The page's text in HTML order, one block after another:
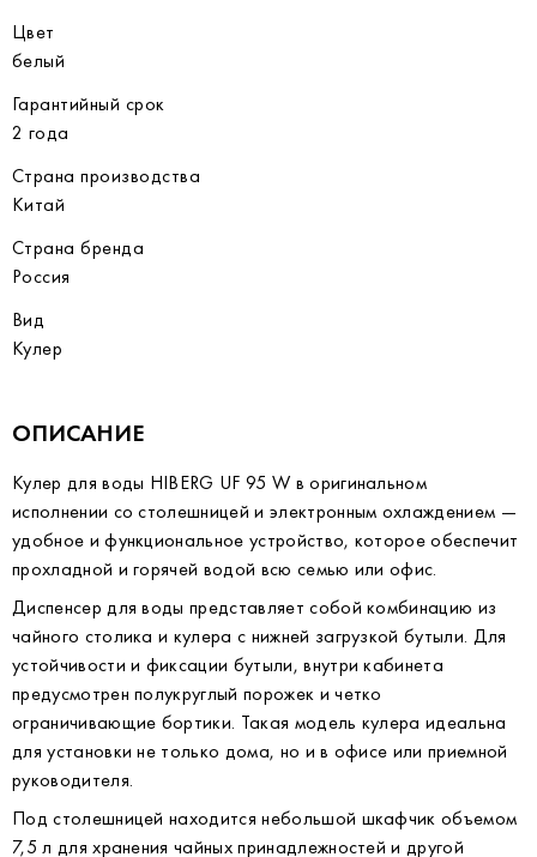
Цвет
белый
Гарантийный срок
2 года
Страна производства
Китай
Страна бренда
Россия
Вид
Кулер
ОПИСАНИЕ
Кулер для воды HIBERG UF 95 W в оригинальном
исполнении со столешницей и электронным охлаждением —
удобное и функциональное устройство, которое обеспечит
прохладной и горячей водой всю семью или офис.
Диспенсер для воды представляет собой комбинацию из
чайного столика и кулера с нижней загрузкой бутыли. Для
устойчивости и фиксации бутыли, внутри кабинета
предусмотрен полукруглый порожек и четко
ограничивающие бортики. Такая модель кулера идеальна
для установки не только дома, но и в офисе или приемной
руководителя.
Под столешницей находится небольшой шкафчик объемом
7,5 л для хранения чайных принадлежностей и другой